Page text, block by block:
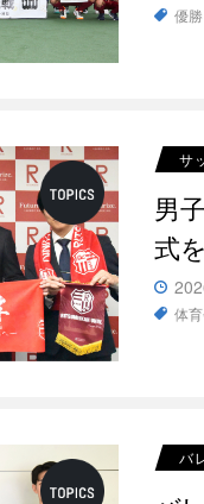
優勝
サ
男
式
体
バ